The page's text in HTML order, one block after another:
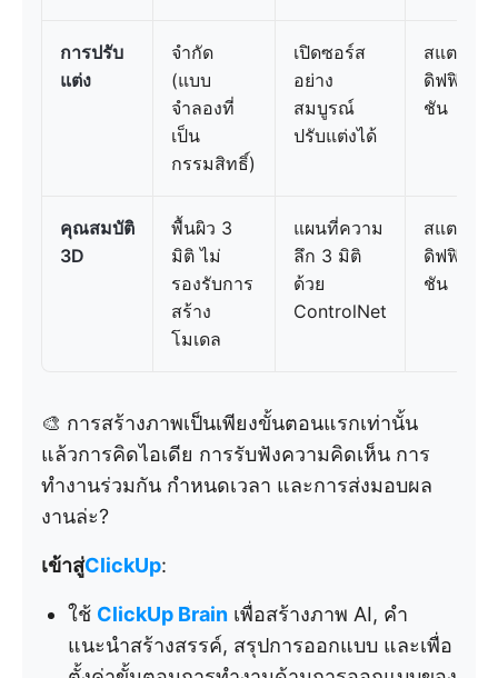
การปรับ
แต่ง
จำกัด
(แบบ
จำลองที่
เป็น
กรรมสิทธิ์)
เปิดซอร์ส
อย่าง
สมบูรณ์
ปรับแต่งได้
สแตเบิล
ดิฟฟิว
ชัน
คุณสมบัติ
3D
พื้นผิว 3
มิติ ไม่
รองรับการ
สร้าง
โมเดล
แผนที่ความ
ลึก 3 มิติ
ด้วย
ControlNet
สแตเบิล
ดิฟฟิว
ชัน
🎨 การสร้างภาพเป็นเพียงขั้นตอนแรกเท่านั้น
แล้วการคิดไอเดีย การรับฟังความคิดเห็น การ
ทำงานร่วมกัน กำหนดเวลา และการส่งมอบผล
งานล่ะ?
เข้าสู่ClickUp:
ใช้ ClickUp Brain เพื่อสร้างภาพ AI, คำ
แนะนำสร้างสรรค์, สรุปการออกแบบ และเพื่อ